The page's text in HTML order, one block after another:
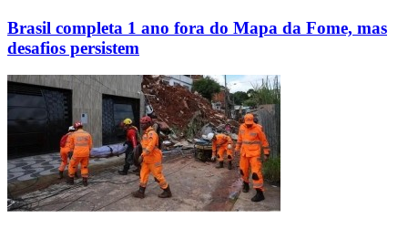
Brasil completa 1 ano fora do Mapa da Fome, mas
desafios persistem